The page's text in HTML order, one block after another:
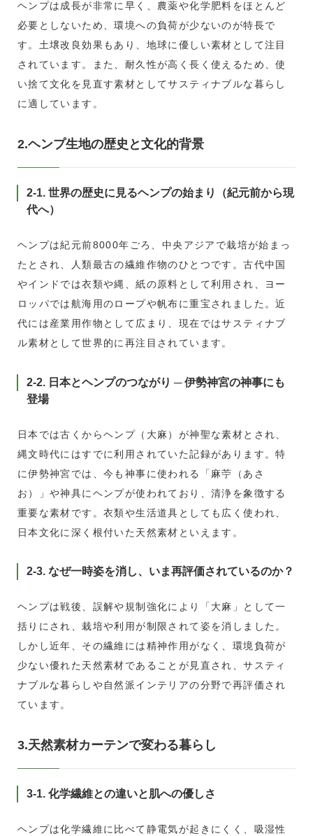
ヘンプは成長が非常に早く、農薬や化学肥料をほとんど
必要としないため、環境への負荷が少ないのが特長で
す。土壌改良効果もあり、地球に優しい素材として注目
されています。また、耐久性が高く長く使えるため、使
い捨て文化を見直す素材としてサスティナブルな暮らし
に適しています。
2.ヘンプ生地の歴史と文化的背景
2-1. 世界の歴史に見るヘンプの始まり（紀元前から現
代へ）
ヘンプは紀元前8000年ごろ、中央アジアで栽培が始まっ
たとされ、人類最古の繊維作物のひとつです。古代中国
やインドでは衣類や縄、紙の原料として利用され、ヨー
ロッパでは航海用のロープや帆布に重宝されました。近
代には産業用作物として広まり、現在ではサスティナブ
ル素材として世界的に再注目されています。
2-2. 日本とヘンプのつながり ─ 伊勢神宮の神事にも
登場
日本では古くからヘンプ（大麻）が神聖な素材とされ、
縄文時代にはすでに利用されていた記録があります。特
に伊勢神宮では、今も神事に使われる「麻苧（あさ
お）」や神具にヘンプが使われており、清浄を象徴する
重要な素材です。衣類や生活道具としても広く使われ、
日本文化に深く根付いた天然素材といえます。
2-3. なぜ一時姿を消し、いま再評価されているのか？
ヘンプは戦後、誤解や規制強化により「大麻」として一
括りにされ、栽培や利用が制限されて姿を消しました。
しかし近年、その繊維には精神作用がなく、環境負荷が
少ない優れた天然素材であることが見直され、サスティ
ナブルな暮らしや自然派インテリアの分野で再評価され
ています。
3.天然素材カーテンで変わる暮らし
3-1. 化学繊維との違いと肌への優しさ
ヘンプは化学繊維に比べて静電気が起きにくく、吸湿性